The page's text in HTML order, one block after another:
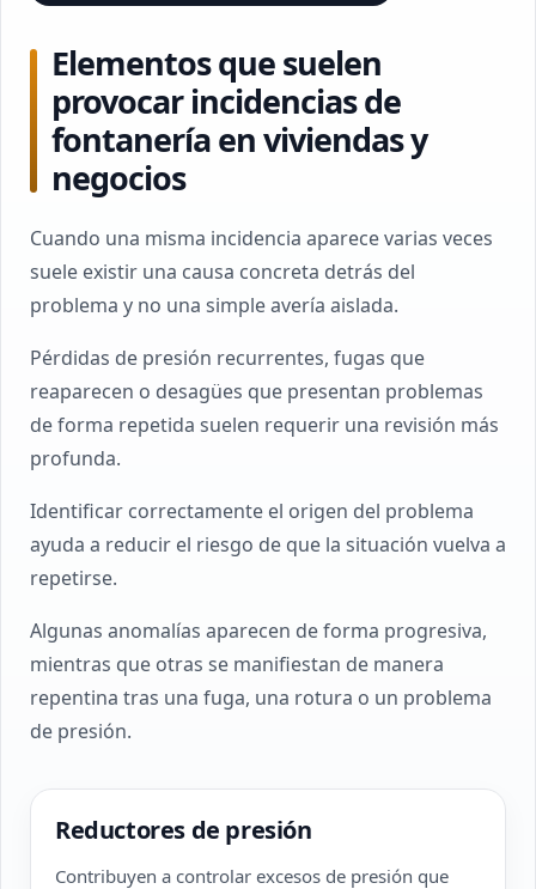
Elementos que suelen
provocar incidencias de
fontanería en viviendas y
negocios
Cuando una misma incidencia aparece varias veces
suele existir una causa concreta detrás del
problema y no una simple avería aislada.
Pérdidas de presión recurrentes, fugas que
reaparecen o desagües que presentan problemas
de forma repetida suelen requerir una revisión más
profunda.
Identificar correctamente el origen del problema
ayuda a reducir el riesgo de que la situación vuelva a
repetirse.
Algunas anomalías aparecen de forma progresiva,
mientras que otras se manifiestan de manera
repentina tras una fuga, una rotura o un problema
de presión.
Reductores de presión
Contribuyen a controlar excesos de presión que